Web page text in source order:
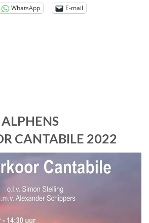
WhatsApp
E-mail
CANTABILE 2022